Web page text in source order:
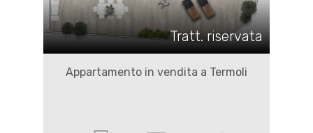
Tratt. riservata
Appartamento in vendita a Termoli